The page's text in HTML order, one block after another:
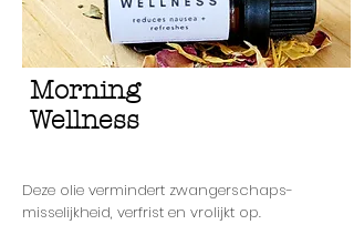
Morning
Wellness
Deze olie vermindert zwangerschaps-
misselijkheid, verfrist en vrolijkt op.